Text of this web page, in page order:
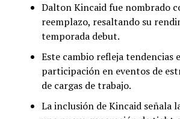
Dalton Kincaid fue nombrado
reemplazo, resaltando su
temporada debut.
Este cambio refleja tendencias
participación en eventos de
de cargas de trabajo.
La inclusión de Kincaid señala